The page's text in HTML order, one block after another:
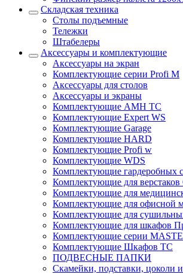
Складская техника
Столы подъемные
Тележки
Штабелеры
Аксессуары и комплектующие
Аксессуары на экран
Комплектующие серии Profi M
Аксессуары для столов
Аксессуары и экраны
Комплектующие AMH TC
Комплектующие Expert WS
Комплектующие Garage
Комплектующие HARD
Комплектующие Profi w
Комплектующие WDS
Комплектующие гардеробных
Комплектующие для верстаков
Комплектующие для
Комплектующие для офисной
Комплектующие для
Комплектующие для шкафов
Комплектующие серии
Комплектующие Шкафов ТС
ПОДВЕСНЫЕ ПАПКИ
Скамейки, подставки, цоколи